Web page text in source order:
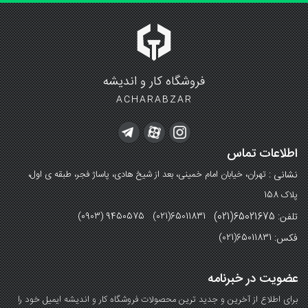
فروشگاه کار و اندیشه
ACHARABZAR
اطلاعات تماس
نشانی :تهران، خیابان امام خمینی، بعد از شیخ هادی، پاساژ فجر، طبقه ی اول،
پلاک 158
تلفن: 65021675(021) (0903) 9450575 (021)65011831
فکس:(021)65011831
عضویت در خبرنامه
برای اطلاع از آخرین و جدید ترین محصولات فروشگاه کار و اندیشه ایمیل خود را